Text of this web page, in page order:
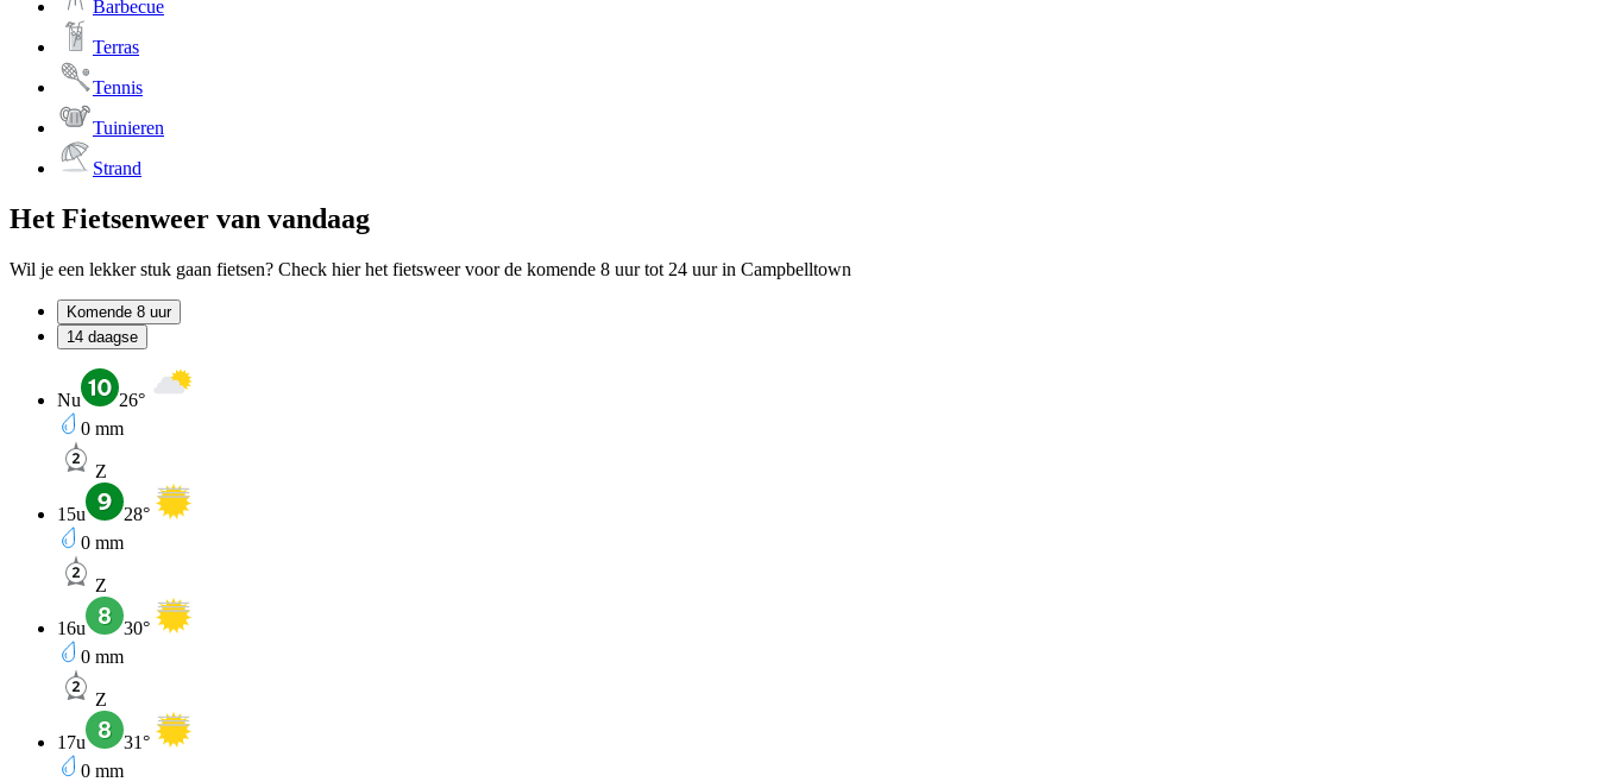
Barbecue
Terras
Tennis
Tuinieren
Strand
Het Fietsenweer van vandaag
Wil je een lekker stuk gaan fietsen? Check hier het fietsweer voor de komende 8 uur tot 24 uur in Campbelltown
Komende 8 uur
14 daagse
Nu 26°
0 mm
Z
15u 28°
0 mm
Z
16u 30°
0 mm
Z
17u 31°
0 mm